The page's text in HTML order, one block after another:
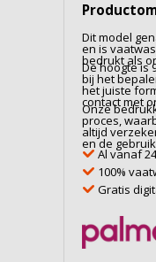
Dit model
en is
bedrukt als
De hoogte is
bij het
het juiste
contact met
Onze
proces,
altijd
en de
Al vanaf
100%
Gratis